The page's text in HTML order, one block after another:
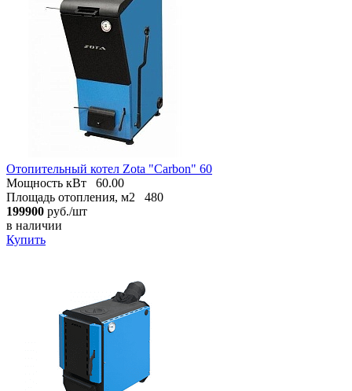
Отопительный котел Zota "Carbon" 60
Мощность кВт
60.00
Площадь отопления, м2
480
199900 руб./шт
в наличии
Купить